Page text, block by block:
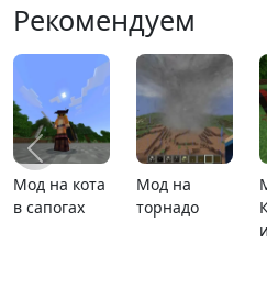
Рекомендуем
Карта
расширяющийся
MCPE 26.1